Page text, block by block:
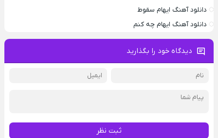
دانلود آهنگ ایهام سقوط
دانلود آهنگ ایهام چه کنم
دیدگاه خود را بگذارید
ثبت نظر